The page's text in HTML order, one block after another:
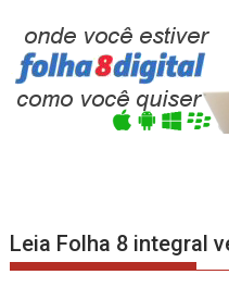
Leia Folha 8 integral